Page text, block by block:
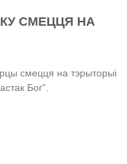
СМЕЦЦЯ НА
смецця на тэрыторыі
Бог”.